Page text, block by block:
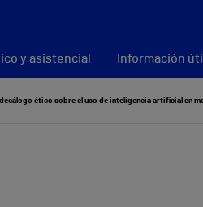
y asistencial Información
ético sobre el uso de inteligencia artificial en